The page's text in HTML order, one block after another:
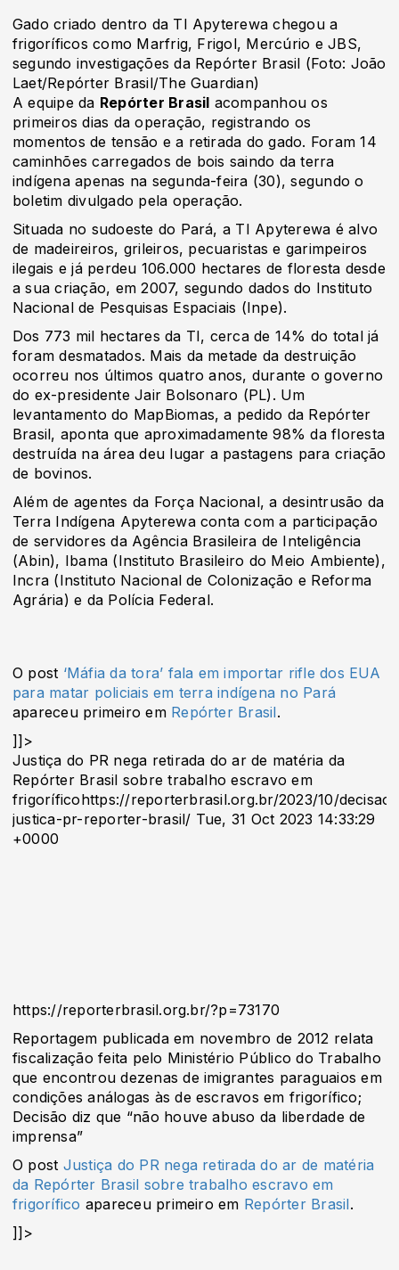
Gado criado dentro da TI Apyterewa chegou a
frigoríficos como Marfrig, Frigol, Mercúrio e JBS,
segundo investigações da Repórter Brasil (Foto: João
Laet/Repórter Brasil/The Guardian)
A equipe da Repórter Brasil acompanhou os
primeiros dias da operação, registrando os
momentos de tensão e a retirada do gado. Foram 14
caminhões carregados de bois saindo da terra
indígena apenas na segunda-feira (30), segundo o
boletim divulgado pela operação.
Situada no sudoeste do Pará, a TI Apyterewa é alvo
de madeireiros, grileiros, pecuaristas e garimpeiros
ilegais e já perdeu 106.000 hectares de floresta desde
a sua criação, em 2007, segundo dados do Instituto
Nacional de Pesquisas Espaciais (Inpe).
Dos 773 mil hectares da TI, cerca de 14% do total já
foram desmatados. Mais da metade da destruição
ocorreu nos últimos quatro anos, durante o governo
do ex-presidente Jair Bolsonaro (PL). Um
levantamento do MapBiomas, a pedido da Repórter
Brasil, aponta que aproximadamente 98% da floresta
destruída na área deu lugar a pastagens para criação
de bovinos.
Além de agentes da Força Nacional, a desintrusão da
Terra Indígena Apyterewa conta com a participação
de servidores da Agência Brasileira de Inteligência
(Abin), Ibama (Instituto Brasileiro do Meio Ambiente),
Incra (Instituto Nacional de Colonização e Reforma
Agrária) e da Polícia Federal.
O post ‘Máfia da tora’ fala em importar rifle dos EUA
para matar policiais em terra indígena no Pará
apareceu primeiro em Repórter Brasil.
]]>
Justiça do PR nega retirada do ar de matéria da
Repórter Brasil sobre trabalho escravo em
frigoríficohttps://reporterbrasil.org.br/2023/10/decisao-
justica-pr-reporter-brasil/ Tue, 31 Oct 2023 14:33:29
+0000
https://reporterbrasil.org.br/?p=73170
Reportagem publicada em novembro de 2012 relata
fiscalização feita pelo Ministério Público do Trabalho
que encontrou dezenas de imigrantes paraguaios em
condições análogas às de escravos em frigorífico;
Decisão diz que “não houve abuso da liberdade de
imprensa”
O post Justiça do PR nega retirada do ar de matéria
da Repórter Brasil sobre trabalho escravo em
frigorífico apareceu primeiro em Repórter Brasil.
]]>